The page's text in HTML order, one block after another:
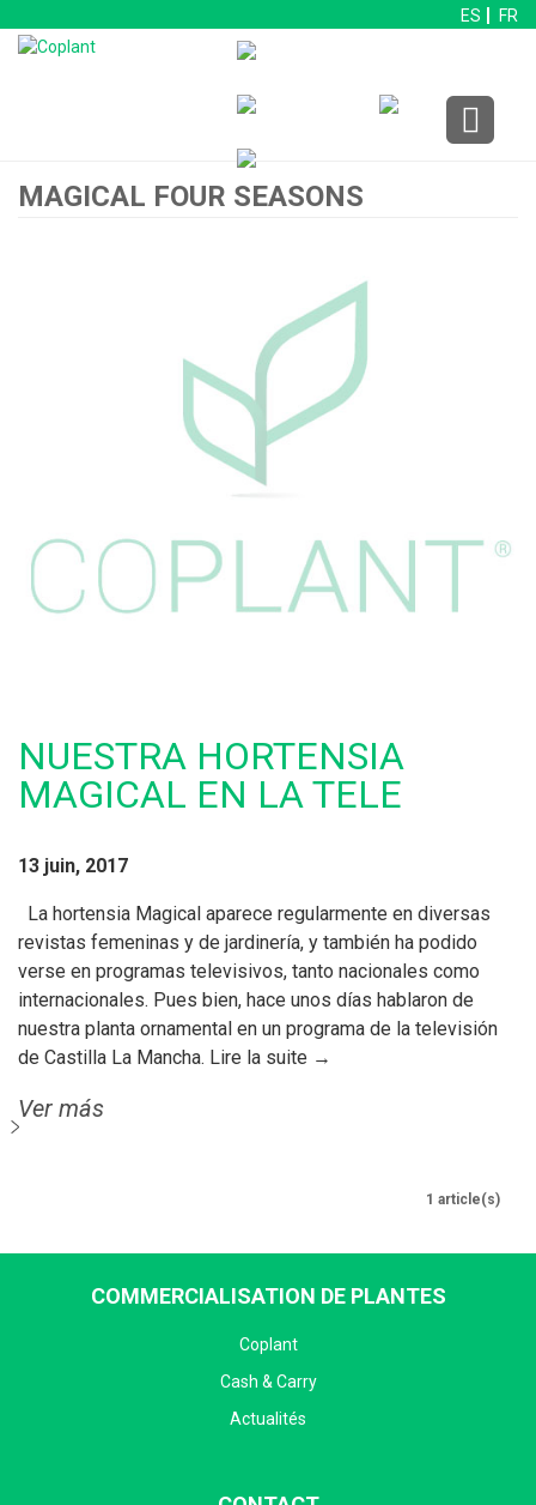
ES FR
MAGICAL FOUR SEASONS
NUESTRA HORTENSIA
MAGICAL EN LA TELE
13 juin, 2017
La hortensia Magical aparece regularmente en diversas
revistas femeninas y de jardinería, y también ha podido
verse en programas televisivos, tanto nacionales como
internacionales. Pues bien, hace unos días hablaron de
nuestra planta ornamental en un programa de la televisión
de Castilla La Mancha. Lire la suite →
Ver más
1 article(s)
COMMERCIALISATION DE PLANTES
Coplant
Cash & Carry
Actualités